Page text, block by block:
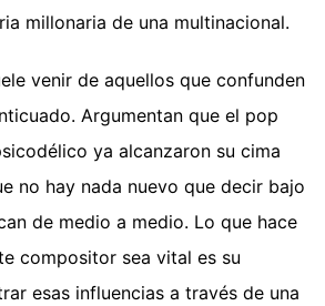
millonaria de una multinacional.
venir de aquellos que confunden
Argumentan que el pop
ya alcanzaron su cima
no hay nada nuevo que decir bajo
de medio a medio. Lo que hace
compositor sea vital es su
esas influencias a través de una